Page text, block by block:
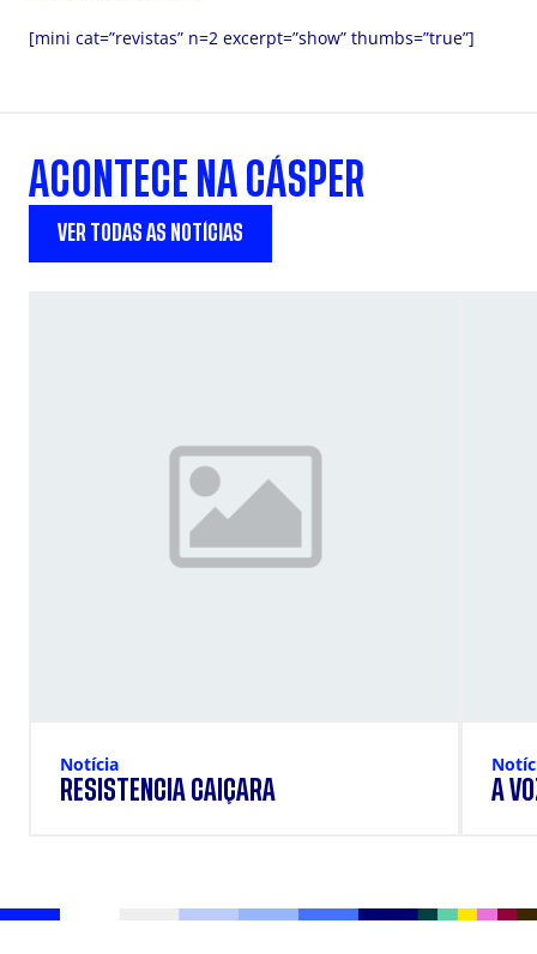
[mini cat=”revistas” n=2 excerpt=”show” thumbs=”true”]
ACONTECE NA CÁSPER
VER TODAS AS NOTÍCIAS
Notícia
RESISTÊNCIA CAIÇARA A